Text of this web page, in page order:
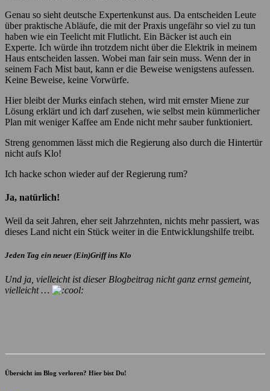
Genau so sieht deutsche Expertenkunst aus. Da entscheiden Leute
über praktische Abläufe, die mit der Praxis ungefähr so viel zu tun
haben wie ein Teelicht mit Flutlicht. Ein Bäcker ist auch ein
Experte. Ich würde ihn trotzdem nicht über die Elektrik in meinem
Haus entscheiden lassen. Wobei man fair sein muss. Wenn der in
seinem Fach Mist baut, kann er die Beweise wenigstens aufessen.
Keine Beweise, keine Vorwürfe.
Hier bleibt der Murks einfach stehen, wird mit ernster Miene zur
Lösung erklärt und ich darf zusehen, wie selbst mein kümmerlicher
Plan mit weniger Kaffee am Ende nicht mehr sauber funktioniert.
Streng genommen lässt mich die Regierung also durch die Hintertür
nicht aufs Klo!
Ich hacke schon wieder auf der Regierung rum?
Ja, natürlich!
Weil da seit Jahren, eher seit Jahrzehnten, nichts mehr passiert, was
dieses Land nicht ein Stück weiter in die Entwicklungshilfe treibt.
Jeden Tag ein neuer (Ein)Griff ins Klo
Und ja, vielleicht ist dieser Blogbeitrag nicht ganz ernst gemeint,
vielleicht …
Übersicht im Blog verloren? Hier bist Du!